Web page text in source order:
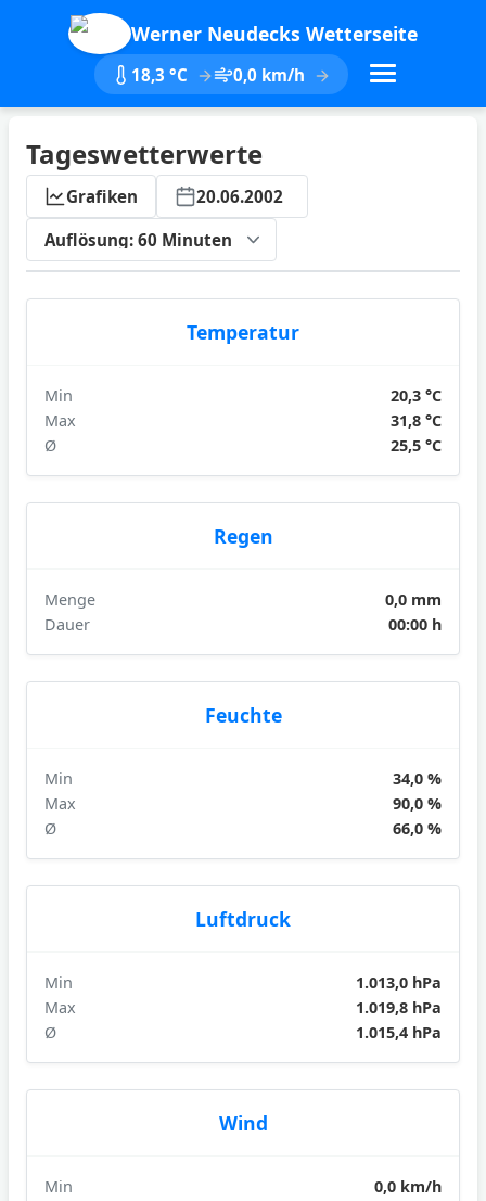
Werner Neudecks Wetterseite
18,3 °C 0,0 km/h
Tageswetterwerte
Grafiken
20.06.2002
Temperatur
Min
20,3 °C
Max
31,8 °C
Ø
25,5 °C
Regen
Menge
0,0 mm
Dauer
00:00 h
Feuchte
Min
34,0 %
Max
90,0 %
Ø
66,0 %
Luftdruck
Min
1.013,0 hPa
Max
1.019,8 hPa
Ø
1.015,4 hPa
Wind
Min
0,0 km/h